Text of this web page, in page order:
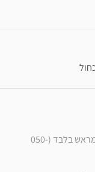
* הערה: ללא עלות מחד נס - רמת הגולן, בתיאום מראש בלבד (050-